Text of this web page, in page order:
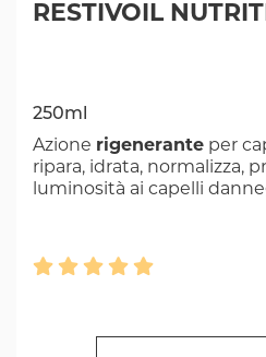
RESTIVOIL
250ml
Azione rigenerante per
ripara, idrata, normalizza,
luminosità ai capelli